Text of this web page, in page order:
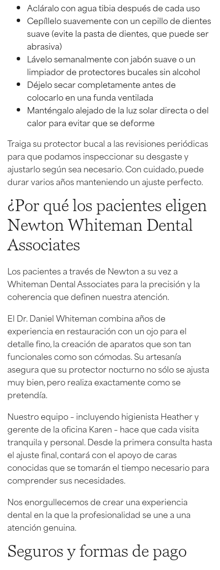
Acláralo con agua tibia después de cada uso
Cepíllelo suavemente con un cepillo de dientes
suave (evite la pasta de dientes, que puede ser
abrasiva)
Lávelo semanalmente con jabón suave o un
limpiador de protectores bucales sin alcohol
Déjelo secar completamente antes de
colocarlo en una funda ventilada
Manténgalo alejado de la luz solar directa o del
calor para evitar que se deforme
Traiga su protector bucal a las revisiones periódicas
para que podamos inspeccionar su desgaste y
ajustarlo según sea necesario. Con cuidado, puede
durar varios años manteniendo un ajuste perfecto.
¿Por qué los pacientes eligen
Newton Whiteman Dental
Associates
Los pacientes a través de Newton a su vez a
Whiteman Dental Associates para la precisión y la
coherencia que definen nuestra atención.
El Dr. Daniel Whiteman combina años de
experiencia en restauración con un ojo para el
detalle fino, la creación de aparatos que son tan
funcionales como son cómodas. Su artesanía
asegura que su protector nocturno no sólo se ajusta
muy bien, pero realiza exactamente como se
pretendía.
Nuestro equipo – incluyendo higienista Heather y
gerente de la oficina Karen – hace que cada visita
tranquila y personal. Desde la primera consulta hasta
el ajuste final, contará con el apoyo de caras
conocidas que se tomarán el tiempo necesario para
comprender sus necesidades.
Nos enorgullecemos de crear una experiencia
dental en la que la profesionalidad se une a una
atención genuina.
Seguros y formas de pago